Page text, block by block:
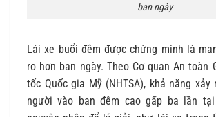
ban ngày
Lái xe buổi đêm được chứng minh là
ro hơn ban ngày. Theo Cơ quan An toàn
tốc Quốc gia Mỹ (NHTSA), khả năng
người vào ban đêm cao gấp ba lần